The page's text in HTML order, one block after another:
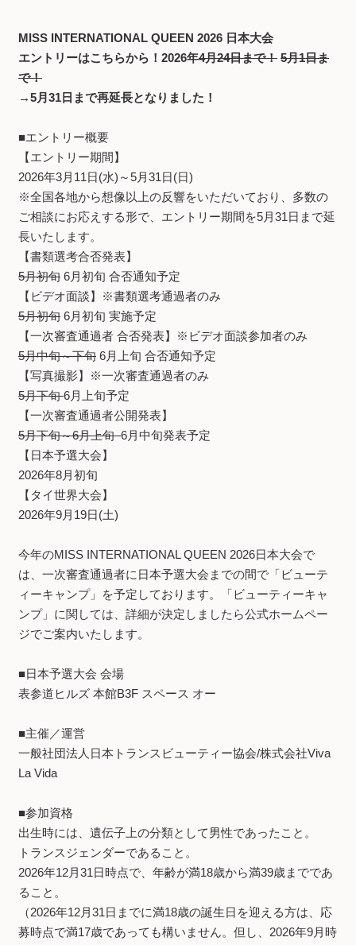
MISS INTERNATIONAL QUEEN 2026 日本大会
エントリーはこちらから！2026年4月24日まで！ 5月1日ま
で！
→5月31日まで再延長となりました！
■エントリー概要
【エントリー期間】
2026年3月11日(水)～5月31日(日)
※全国各地から想像以上の反響をいただいており、多数の
ご相談にお応えする形で、エントリー期間を5月31日まで延
長いたします。
【書類選考合否発表】
5月初旬 6月初旬 合否通知予定
【ビデオ面談】※書類選考通過者のみ
5月初旬 6月初旬 実施予定
【一次審査通過者 合否発表】※ビデオ面談参加者のみ
5月中旬～下旬 6月上旬 合否通知予定
【写真撮影】※一次審査通過者のみ
5月下旬6月上旬予定
【一次審査通過者公開発表】
5月下旬～6月上旬6月中旬発表予定
【日本予選大会】
2026年8月初旬
【タイ世界大会】
2026年9月19日(土)
今年のMISS INTERNATIONAL QUEEN 2026日本大会で
は、一次審査通過者に日本予選大会までの間で「ビューテ
ィーキャンプ」を予定しております。「ビューティーキャ
ンプ」に関しては、詳細が決定しましたら公式ホームペー
ジでご案内いたします。
■日本予選大会 会場
表参道ヒルズ 本館B3F スペース オー
■主催／運営
一般社団法人日本トランスビューティー協会/株式会社Viva
La Vida
■参加資格
出生時には、遺伝子上の分類として男性であったこと。
トランスジェンダーであること。
2026年12月31日時点で、年齢が満18歳から満39歳までであ
ること。
（2026年12月31日までに満18歳の誕生日を迎える方は、応
募時点で満17歳であっても構いません。但し、2026年9月時